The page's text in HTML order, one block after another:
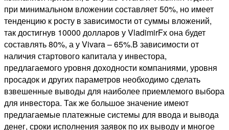
при минимальном вложении составляет 50%, но имеет
тенденцию к росту в зависимости от суммы вложений,
так достигнув 10000 долларов у VladimirFх она будет
составлять 80%, а у Vivara – 65%.В зависимости от
наличия стартового капитала у инвестора,
предлагаемого уровня доходности компаниями, уровня
просадок и других параметров необходимо сделать
взвешенные выводы для наиболее приемлемого выбора
для инвестора. Так же большое значение имеют
предлагаемые платежные системы для ввода и вывода
денег, сроки исполнения заявок по их выводу и многое